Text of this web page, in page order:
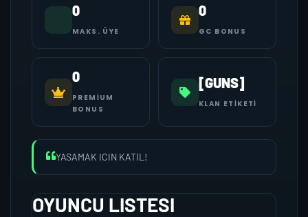
0
MAKS. ÜYE
0
GC BONUS
0
PREMIUM
BONUS
[GUNS]
KLAN ETIKETI
YASAMAK ICIN KATIL!
OYUNCU LISTESI